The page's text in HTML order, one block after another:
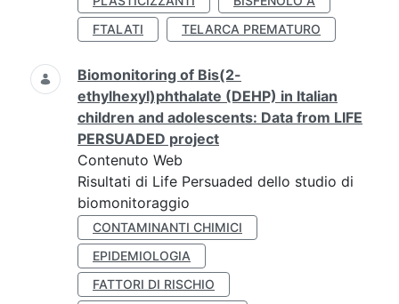
FTALATI
TELARCA PREMATURO
Biomonitoring of Bis(2-
ethylhexyl)phthalate (DEHP) in Italian
children and adolescents: Data from LIFE
PERSUADED project
Contenuto Web
Risultati di Life Persuaded dello studio di
biomonitoraggio
CONTAMINANTI CHIMICI
EPIDEMIOLOGIA
FATTORI DI RISCHIO